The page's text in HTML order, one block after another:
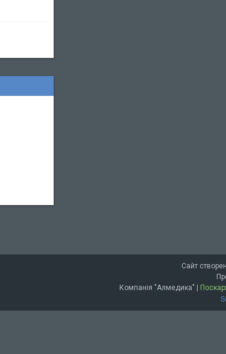
Сайт